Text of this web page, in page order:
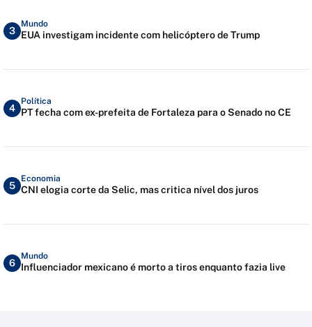
3
Mundo
EUA investigam incidente com helicóptero de Trump
4
Política
PT fecha com ex-prefeita de Fortaleza para o Senado no CE
5
Economia
CNI elogia corte da Selic, mas critica nível dos juros
6
Mundo
Influenciador mexicano é morto a tiros enquanto fazia live